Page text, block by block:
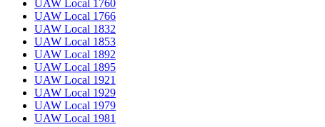
UAW Local 1760
UAW Local 1766
UAW Local 1832
UAW Local 1853
UAW Local 1892
UAW Local 1895
UAW Local 1921
UAW Local 1929
UAW Local 1979
UAW Local 1981